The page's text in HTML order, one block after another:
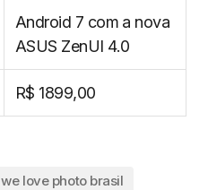
Android 7 com a nova
ASUS ZenUI 4.0
R$ 1899,00
we love photo brasil